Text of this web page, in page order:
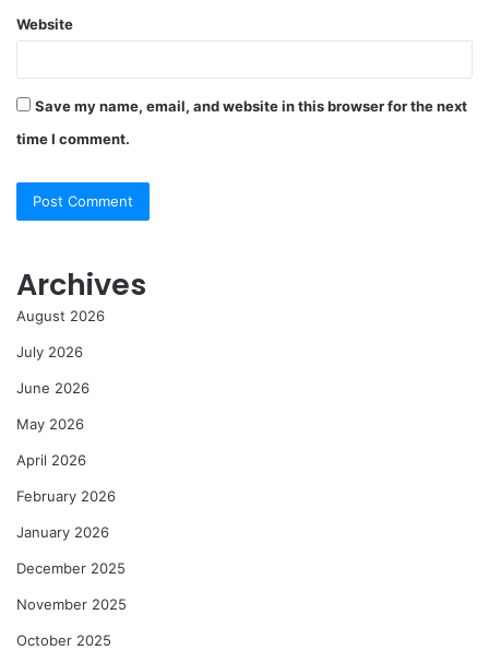
Website
Save my name, email, and website in this browser for the next
time I comment.
Archives
August 2026
July 2026
June 2026
May 2026
April 2026
February 2026
January 2026
December 2025
November 2025
October 2025